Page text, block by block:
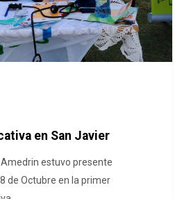
en San Javier
estuvo presente
de Octubre en la primer